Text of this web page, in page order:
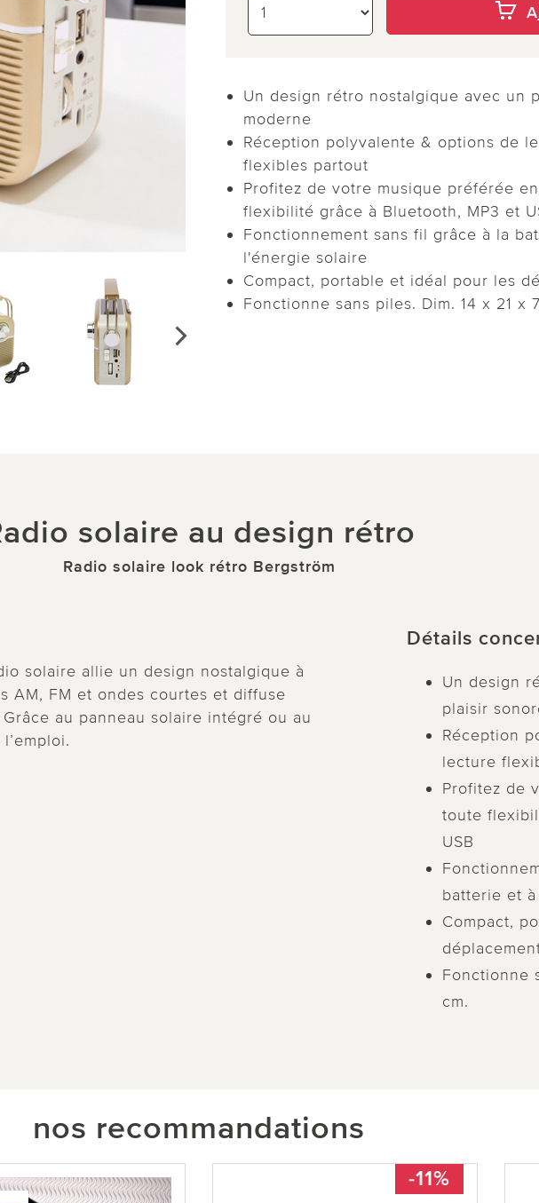
Un design rétro nostalgique avec un
moderne
Réception polyvalente & options de
flexibles partout
Profitez de votre musique préférée
flexibilité grâce à Bluetooth, MP3 et
Fonctionnement sans fil grâce à la
l'énergie solaire
Compact, portable et idéal pour les
Fonctionne sans piles. Dim. 14 x 21 x
solaire au design rétro
Radio solaire look rétro Bergström
solaire allie un design nostalgique à
AM, FM et ondes courtes et diffuse
au panneau solaire intégré ou au
Détails
Un design
plaisir
Réception
lecture
Profitez de
toute
USB
batterie et
Compact,
Fonctionne
cm.
nos recommandations
-11%